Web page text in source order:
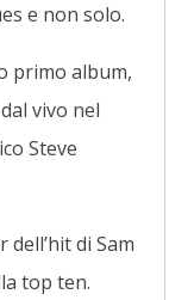
e non solo.
primo album,
vivo nel
Steve
di Sam
top ten.